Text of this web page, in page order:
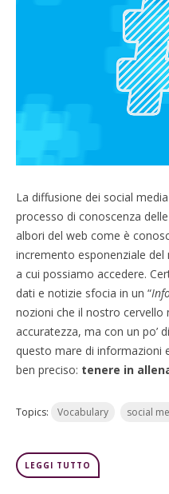
La diffusione dei social
processo di conoscenza
albori del web come è
incremento esponenziale
a cui possiamo accedere.
dati e notizie sfocia in un “
nozioni che il nostro cervello
accuratezza, ma con un po’
questo mare di informazioni
ben preciso: tenere in
Topics: Vocabulary social
LEGGI TUTTO